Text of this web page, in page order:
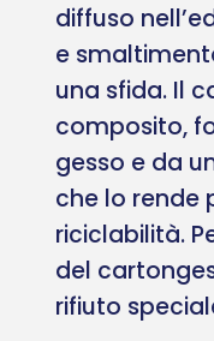
diffuso
e
una sfida. Il
composito,
gesso e da
che lo rende
riciclabilità.
del
rifiuto